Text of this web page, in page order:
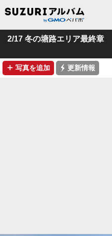
2/17 冬の塘路エリア最終章
➕ 写真を追加 ⚡ 更新情報